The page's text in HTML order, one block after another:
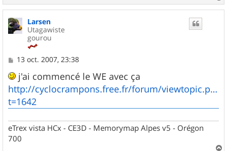
a
u
Larsen
Utagawiste
gourou
M
s
a
g
e
13 oct. 2007, 23:38
j'ai commencé le WE avec ça
http://cyclocrampons.free.fr/forum/viewtopic.php?
t=1642
eTrex vista HCx - CE3D - Memorymap Alpes v5 - Orégon
700